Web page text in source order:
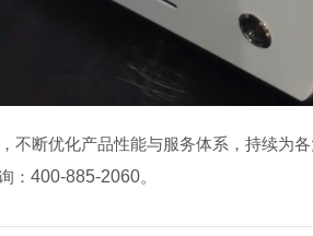
断优化产品性能与服务体系，持续为
：400-885-2060。